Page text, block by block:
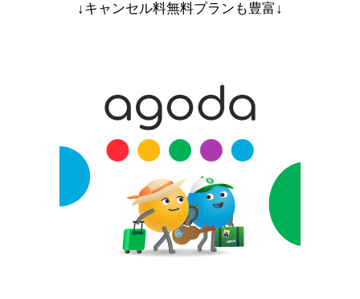
↓キャンセル料無料プランも豊富↓